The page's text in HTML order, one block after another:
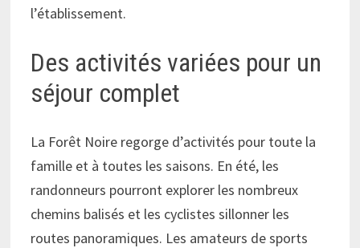
l’établissement.
Des activités variées pour un
séjour complet
La Forêt Noire regorge d’activités pour toute la
famille et à toutes les saisons. En été, les
randonneurs pourront explorer les nombreux
chemins balisés et les cyclistes sillonner les
routes panoramiques. Les amateurs de sports